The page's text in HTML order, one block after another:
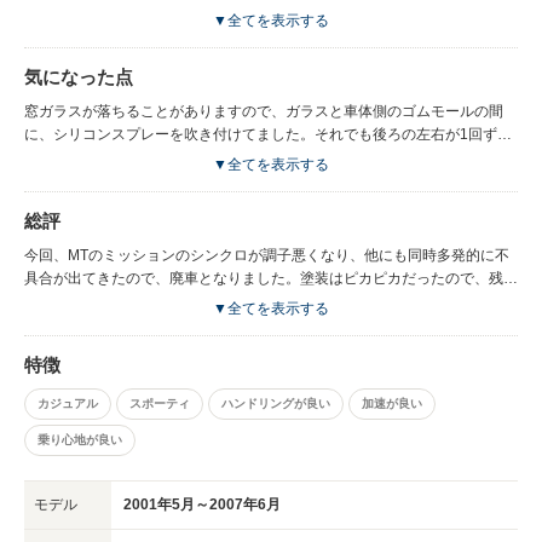
に入って、地下駐車場に停めていました。ディーラーになくてもサードパー
▼全てを表示する
気になった点
窓ガラスが落ちることがありますので、ガラスと車体側のゴムモールの間
に、シリコンスプレーを吹き付けてました。それでも後ろの左右が1回ずつ
落ちました。がんばれば自分で修理もできますし、修理キットも売っていま
したのか、雨漏りはほぼありませんでした。車内が暑いとオレンジ色の
LCDの偏光板が痛んでみすぼらしくなりますので、注意してください。そ
れも補修パーツの入手が可能です。いつもは地下駐車場なのですが、ディー
▼全てを表示する
総評
今回、MTのミッションのシンクロが調子悪くなり、他にも同時多発的に不
具合が出てきたので、廃車となりました。塗装はピカピカだったので、残念
です。雨が当たらないところに駐車することとゴムや樹脂部品はシリコンス
▼全てを表示する
特徴
カジュアル スポーティ ハンドリングが良い 加速が良い
乗り心地が良い
モデル 2001年5月～2007年6月